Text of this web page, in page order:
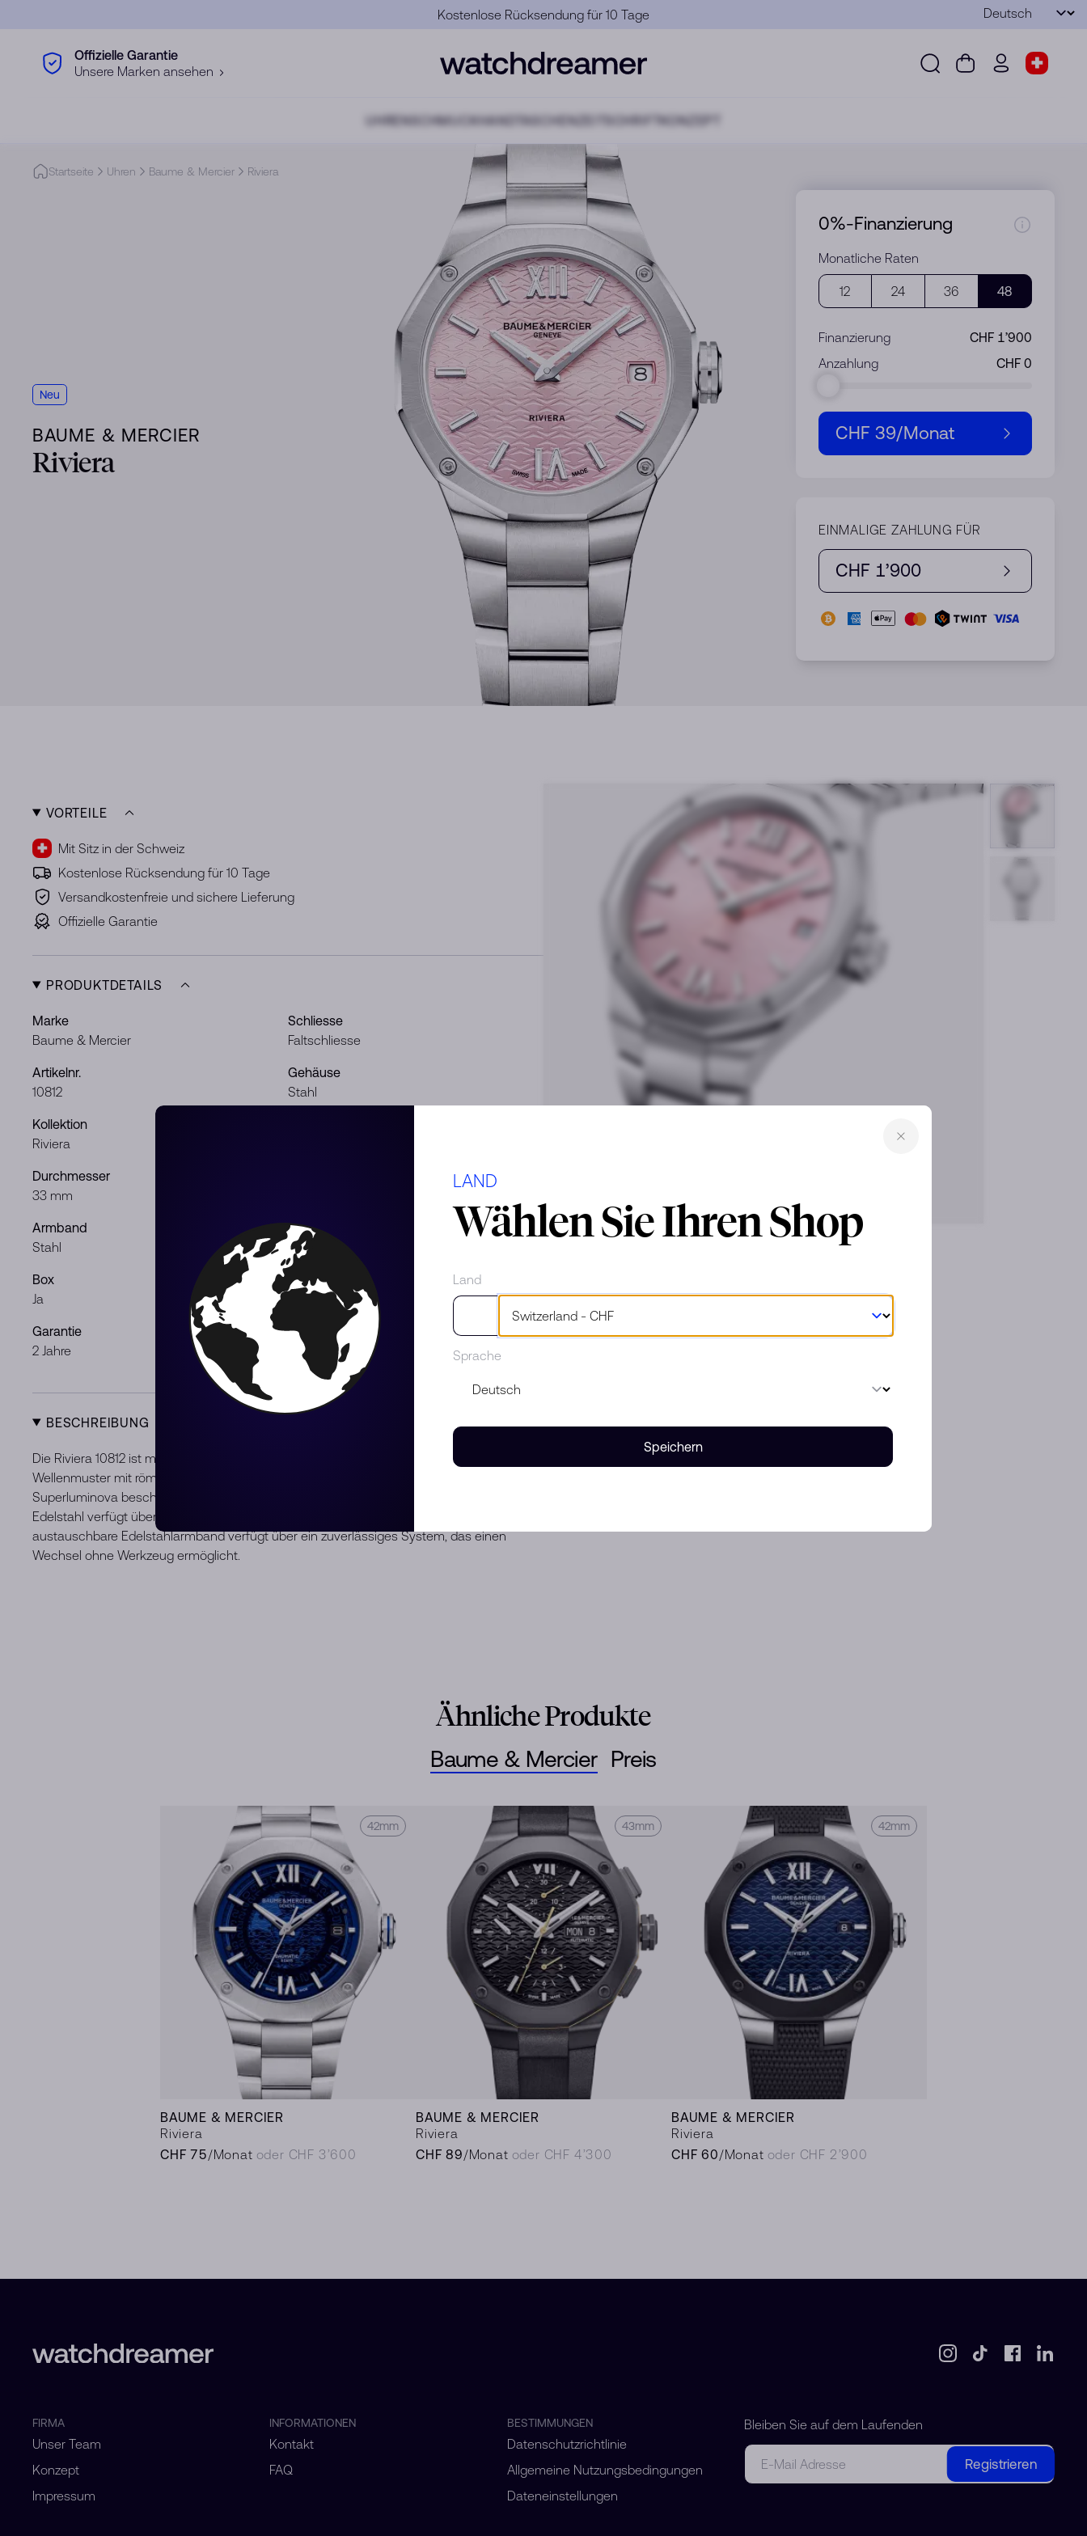
Offizielle Garantie Sprache
Senden
Offizielle Garantie
Unsere Marken ansehen
UHREN SCHMUCK HANDTASCHEN
KONZEPT
Startseite Uhren Baume & Mercier Riviera
Neu
BAUME & MERCIER
Riviera
0%-Finanzierung
Monatliche Raten
12 24 36 48
Finanzierung
CHF 1’900
Anzahlung
CHF 39/Monat
EINMALIGE ZAHLUNG FÜR
CHF 1’900
VORTEILE
Mit Sitz in der Schweiz
Kostenlose Rücksendung für 10 Tage
Versandkostenfreie und sichere Lieferung
Offizielle Garantie
PRODUKTDETAILS
Marke
Baume & Mercier
Schliesse
Faltschliesse
Artikelnr.
10812
Gehäuse
Stahl
Kollektion
Riviera
Durchmesser
33 mm
Armband
Stahl
Geschlecht
Frau
Box
Ja
Dokumente
Garantie
2 Jahre
Zustand
Neu
BESCHREIBUNG
Die Riviera 10812 ist mit einem satinierten Zifferblatt in Rosa und einem transparenten
Wellenmuster mit römischen Ziffern und rhodinierten Indexen verziert, die mit weißer
Superluminova beschichtet sind. Das zwölfeckige Gehäuse aus poliertem und satiniertem
Edelstahl verfügt über eine achteckige Krone mit geprägtem Phi-Logo. Das
austauschbare Edelstahlarmband verfügt über ein zuverlässiges System, das einen
Wechsel ohne Werkzeug ermöglicht.
Ähnliche Produkte
Baume & Mercier
42mm
BAUME & MERCIER
Riviera
CHF 75/Monat oder CHF 3’600
43mm
BAUME & MERCIER
Riviera
CHF 89/Monat oder CHF 4’300
42mm
BAUME & MERCIER
Riviera
CHF 60/Monat oder CHF 2’900
Preis
Bleiben Sie auf dem Laufenden
E-Mail
Registrieren
FIRMA
Unser Team
Konzept
Impressum
INFORMATIONEN
Kontakt
FAQ
BESTIMMUNGEN
Datenschutzrichtlinie
Allgemeine Nutzungsbedingungen
Dateneinstellungen
LAND
Wählen Sie Ihren Shop
Land
Sprache
Speichern